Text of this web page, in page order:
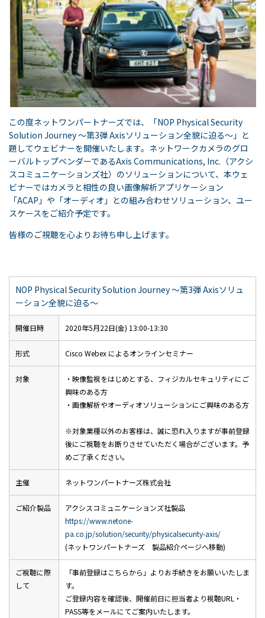
この度ネットワンパートナーズでは、「NOP Physical Security
Solution Journey ～第3弾 Axisソリューション全貌に迫る～」と
題してウェビナーを開催いたします。ネットワークカメラのグロ
ーバルトップベンダーであるAxis Communications, Inc.（アクシ
スコミュニケーションズ社）のソリューションについて、本ウェ
ビナーではカメラと相性の良い画像解析アプリケーション
「ACAP」や「オーディオ」との組み合わせソリューション、ユー
スケースをご紹介予定です。
皆様のご視聴を心よりお待ち申し上げます。
NOP Physical Security Solution Journey ～第3弾 Axisソリュ
ーション全貌に迫る～
開催日時 2020年5月22日(金) 13:00-13:30
形式 Cisco Webex によるオンラインセミナー
対象
・映像監視をはじめとする、フィジカルセキュリティにご
興味のある方
・画像解析やオーディオソリューションにご興味のある方
※対象業種以外のお客様は、誠に恐れ入りますが事前登録
後にご視聴をお断りさせていただく場合がございます。予
めご了承ください。
主催 ネットワンパートナーズ株式会社
ご紹介製品
アクシスコミュニケーションズ社製品
https://www.netone-
pa.co.jp/solution/security/physicalsecurity-axis/
(ネットワンパートナーズ 製品紹介ページへ移動)
ご視聴に際
して
「事前登録はこちらから」よりお手続きをお願いいたしま
す。
ご登録内容を確認後、開催前日に担当者より視聴URL・
PASS等をメールにてご案内いたします。